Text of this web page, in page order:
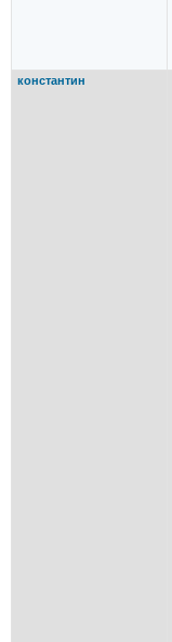
константин